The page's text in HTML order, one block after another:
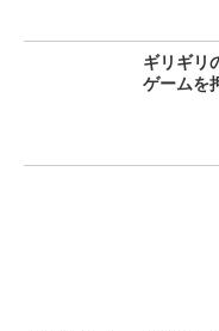
ギリギリ
ゲームを